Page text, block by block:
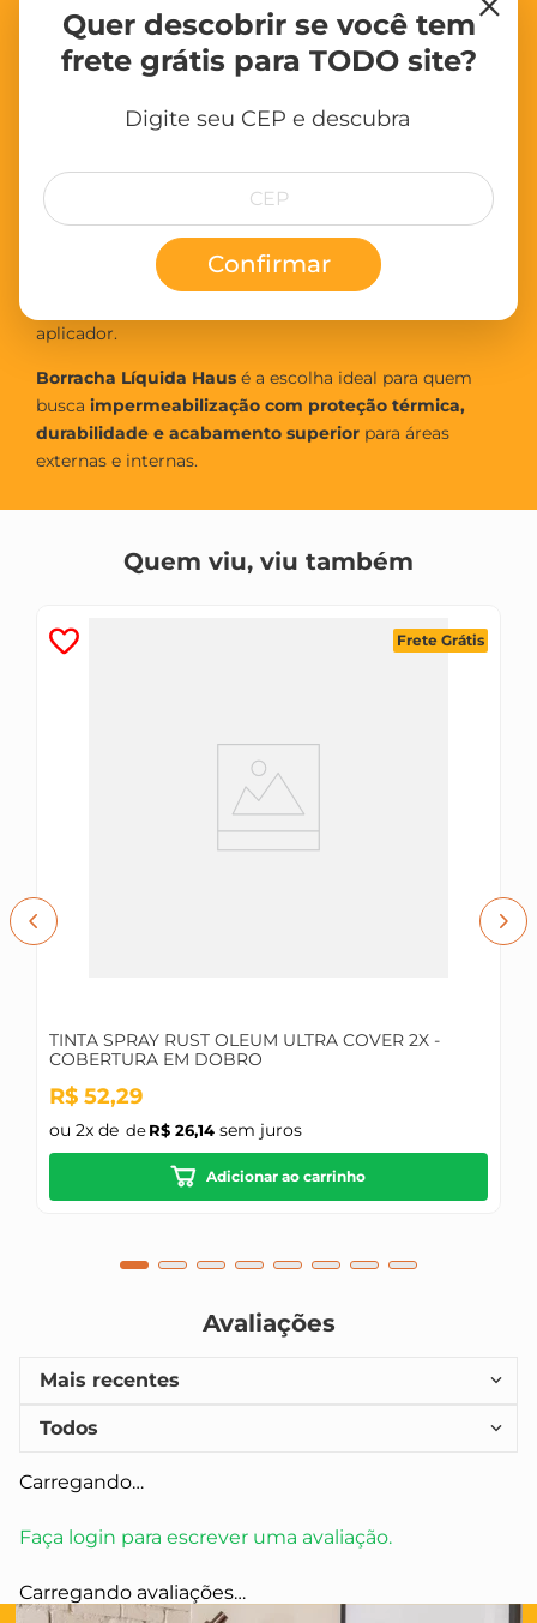
Quer descobrir se você tem
frete grátis para TODO site?
Digite seu CEP e descubra
Confirmar
Ideal para paredes e fachadas sujeitas à ação do
tempo
Não aplicar em superfícies esmaltadas,
vitrificadas, enceradas ou não porosas.
até 90 m² acabados
Galão 3,6L:até 18 m² acabados
O rendimento pode variar conforme o tipo de
aplicador.
Borracha Líquida Haus é a escolha ideal para quem
busca impermeabilização com proteção térmica,
durabilidade e acabamento superior para áreas
externas e internas.
Quem viu, viu também
Frete Grátis
TINTA SPRAY RUST OLEUM ULTRA COVER 2X -
COBERTURA EM DOBRO
R$ 52,29
ou 2x de R$ 26,14sem juros
Adicionar ao carrinho
Avaliações
Carregando…
Faça login para escrever uma avaliação.
Mais recentes
Todos
Carregando avaliações…